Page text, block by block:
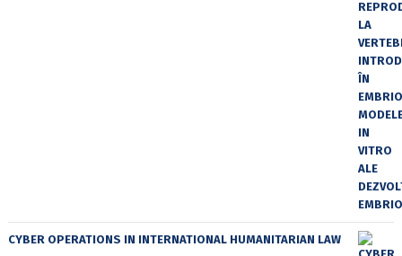
CYBER OPERATIONS IN INTERNATIONAL HUMANITARIAN LAW